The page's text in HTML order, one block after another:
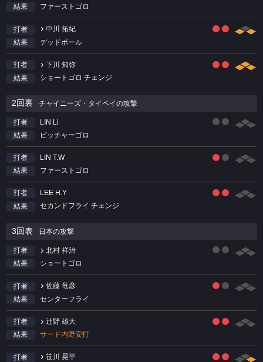
結果
ファーストゴロ
打者
中川 拓紀
結果
デッドボール
打者
下川 知弥
結果
ショートゴロ チェンジ
2回裏 チャイニーズ・タイペイの攻撃
打者
LIN Li
結果
ピッチャーゴロ
打者
LIN T.W
結果
ファーストゴロ
打者
LEE H.Y
結果
セカンドフライ チェンジ
3回表 日本の攻撃
打者
北村 祥治
結果
ショートゴロ
打者
佐藤 竜彦
結果
センターフライ
打者
辻野 雄大
結果
サード内野安打
打者
笹川 晃平